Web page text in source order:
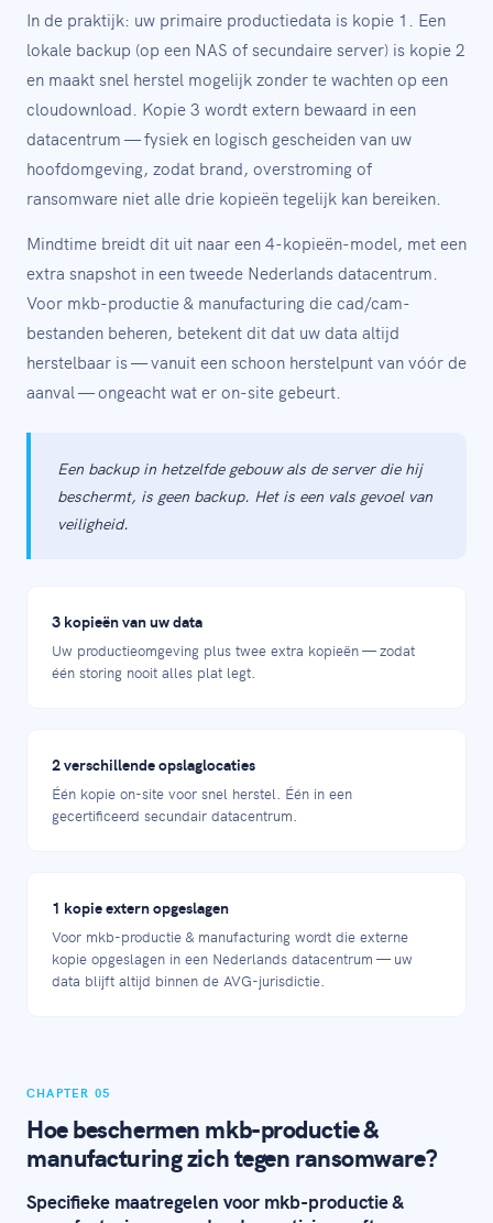
In de praktijk: uw primaire productiedata is kopie 1. Een
lokale backup (op een NAS of secundaire server) is kopie 2
en maakt snel herstel mogelijk zonder te wachten op een
cloudownload. Kopie 3 wordt extern bewaard in een
datacentrum — fysiek en logisch gescheiden van uw
hoofdomgeving, zodat brand, overstroming of
ransomware niet alle drie kopieën tegelijk kan bereiken.
Mindtime breidt dit uit naar een 4-kopieën-model, met een
extra snapshot in een tweede Nederlands datacentrum.
Voor mkb-productie & manufacturing die cad/cam-
bestanden beheren, betekent dit dat uw data altijd
herstelbaar is — vanuit een schoon herstelpunt van vóór de
aanval — ongeacht wat er on-site gebeurt.
Een backup in hetzelfde gebouw als de server die hij
beschermt, is geen backup. Het is een vals gevoel van
veiligheid.
3 kopieën van uw data
Uw productieomgeving plus twee extra kopieën — zodat
één storing nooit alles plat legt.
2 verschillende opslaglocaties
Één kopie on-site voor snel herstel. Één in een
gecertificeerd secundair datacentrum.
1 kopie extern opgeslagen
Voor mkb-productie & manufacturing wordt die externe
kopie opgeslagen in een Nederlands datacentrum — uw
data blijft altijd binnen de AVG-jurisdictie.
CHAPTER 05
Hoe beschermen mkb-productie &
manufacturing zich tegen ransomware?
Specifieke maatregelen voor mkb-productie &